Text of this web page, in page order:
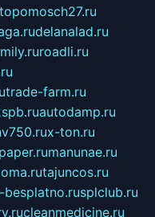
delanalad.ru
roadli.ru
trade-farm.ru
autodamp.ru
x-ton.ru
manunae.ru
tajuncos.ru
splclub.ru
cleanmedicine.ru